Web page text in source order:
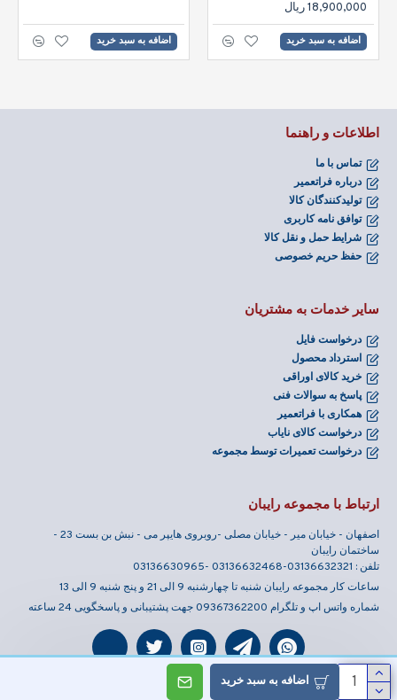
اضافه به سبد خرید
18,900,000 ریال
اضافه به سبد خرید اضافه به سبد خرید
اطلاعات و راهنما
تماس با ما
درباره فراتعمیر
تولیدکنندگان کالا
توافق نامه کاربری
شرایط حمل و نقل کالا
حفظ حریم خصوصی
سایر خدمات به مشتریان
درخواست فایل
استرداد محصول
خرید کالای اوراقی
پاسخ به سوالات فنی
همکاری با فراتعمیر
درخواست کالای نایاب
درخواست تعمیرات توسط مجموعه
ارتباط با مجموعه رایبان
اصفهان - خیابان میر - خیابان مصلی -روبروی هایپر می - نبش بن بست 23 -
ساختمان رایبان
تلفن : 03136632321-03136632468 -03136630965
ساعات کار مجموعه رایبان شنبه تا چهارشنبه 9 الی 21 و پنج شنبه 9 الی 13
شماره واتس اپ و تلگرام 09367362200 جهت پشتیبانی و پاسخگویی 24 ساعته